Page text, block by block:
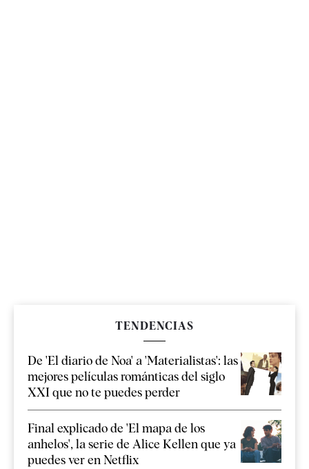
TENDENCIAS
De 'El diario de Noa' a 'Materialistas': las
mejores películas románticas del siglo
XXI que no te puedes perder
Final explicado de 'El mapa de los
anhelos', la serie de Alice Kellen que ya
puedes ver en Netflix